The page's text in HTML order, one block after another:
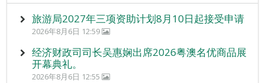
旅游局2027年三项资助计划8月10日起接受申请
2026年8月6日 12:59
经济财政司司长吴惠娴出席2026粤澳名优商品展
开幕典礼。
2026年8月6日 12:55